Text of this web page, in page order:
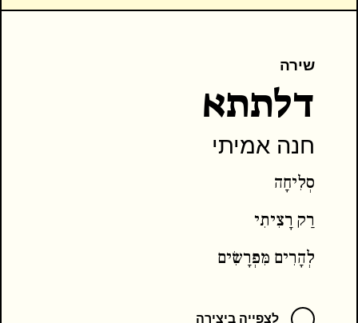
שירה
דלתתא
חנה אמיתי
סְלִיחָה
רַק רָצִיתִי
לְהָרִים מִּפְרָשִׂים
לצפייה ביצירה